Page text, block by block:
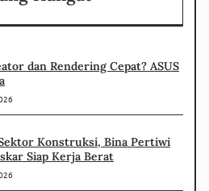
dan Rendering Cepat? ASUS
Konstruksi, Bina Pertiwi
Siap Kerja Berat